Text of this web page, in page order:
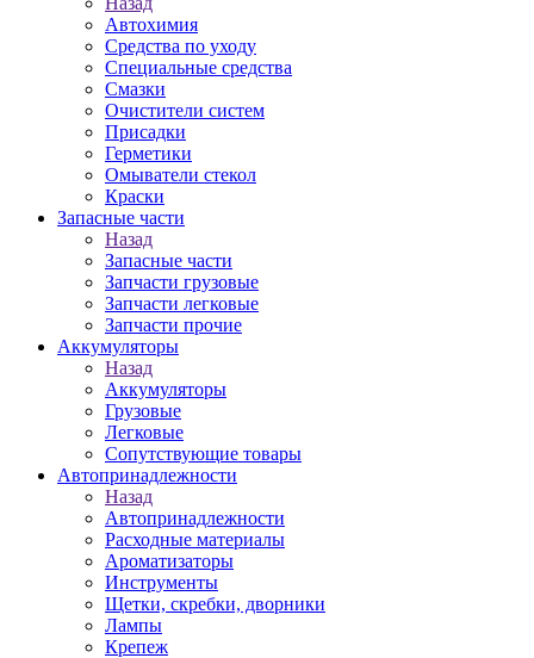
Автохимия
Средства по уходу
Специальные средства
Смазки
Очистители систем
Присадки
Герметики
Омыватели стекол
Краски
Запасные части
Назад
Запасные части
Запчасти грузовые
Запчасти легковые
Запчасти прочие
Аккумуляторы
Назад
Аккумуляторы
Грузовые
Легковые
Сопутствующие товары
Автопринадлежности
Назад
Автопринадлежности
Расходные материалы
Ароматизаторы
Инструменты
Щетки, скребки, дворники
Лампы
Крепеж